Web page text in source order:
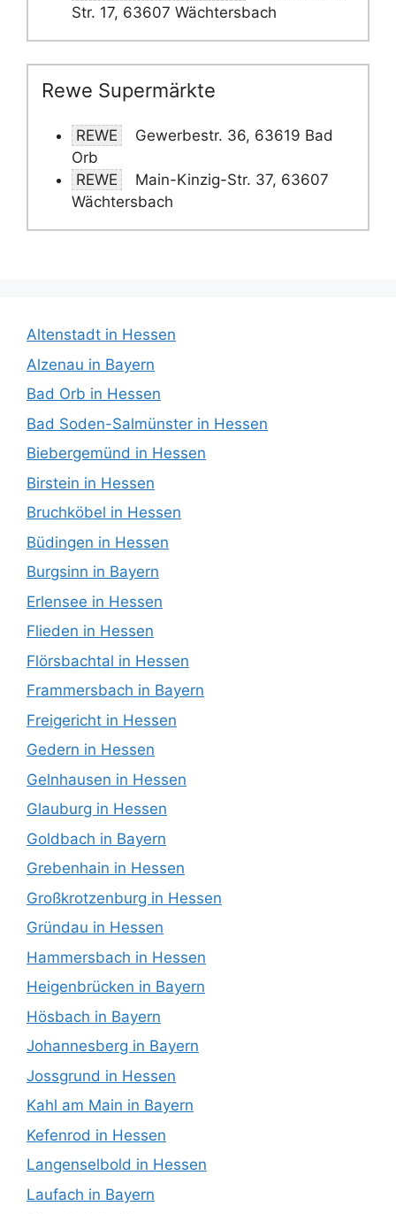
Str. 17, 63607 Wächtersbach
Rewe Supermärkte
REWE
Gewerbestr. 36, 63619 Bad
Orb
REWE
Main-Kinzig-Str. 37, 63607
Wächtersbach
Altenstadt in Hessen
Alzenau in Bayern
Bad Orb in Hessen
Bad Soden-Salmünster in Hessen
Biebergemünd in Hessen
Birstein in Hessen
Bruchköbel in Hessen
Büdingen in Hessen
Burgsinn in Bayern
Erlensee in Hessen
Flieden in Hessen
Flörsbachtal in Hessen
Frammersbach in Bayern
Freigericht in Hessen
Gedern in Hessen
Gelnhausen in Hessen
Glauburg in Hessen
Goldbach in Bayern
Grebenhain in Hessen
Großkrotzenburg in Hessen
Gründau in Hessen
Hammersbach in Hessen
Heigenbrücken in Bayern
Hösbach in Bayern
Johannesberg in Bayern
Jossgrund in Hessen
Kahl am Main in Bayern
Kefenrod in Hessen
Langenselbold in Hessen
Laufach in Bayern